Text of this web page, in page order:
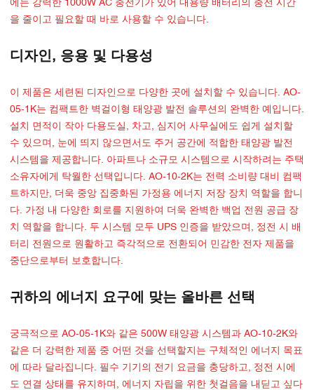
에는 강력한 1000W AC 충전기가 있어 대용량 배터리의 충전 시간
을 줄이고 필요할 때 바로 사용할 수 있습니다.
디자인, 응용 및 다용성
이 제품은 세련된 디자인으로 다양한 곳에 설치할 수 있습니다. AO-
05-1K는 컴팩트한 벽걸이형 태양광 발전 솔루션의 완벽한 예입니다.
설치 면적이 작아 다용도실, 차고, 심지어 사무실에도 쉽게 설치할
수 있으며, 눈에 띄지 않으면서도 주거 공간에 적합한 태양광 발전
시스템을 제공합니다. 아파트나 소규모 시스템으로 시작하려는 주택
소유자에게 탁월한 선택입니다. AO-10-2K는 전력 소비량 대비 컴팩
트하지만, 더욱 중앙 집중화된 가정용 에너지 저장 장치 역할을 합니
다. 가정 내 다양한 회로를 지원하여 더욱 완벽한 백업 전원 공급 장
치 역할을 합니다. 두 시스템 모두 UPS 인증을 받았으며, 정전 시 배
터리 전원으로 원활하고 즉각적으로 전환되어 민감한 전자 제품을
중단으로부터 보호합니다.
귀하의 에너지 요구에 맞는 올바른 선택
궁극적으로 AO-05-1K와 같은 500W 태양광 시스템과 AO-10-2K와
같은 더 강력한 제품 중 어떤 것을 선택할지는 구체적인 에너지 목표
에 따라 달라집니다. 필수 기기의 전기 요금을 충당하고, 정전 시에
도 연결 상태를 유지하며, 에너지 자립을 위한 첫걸음을 내딛고 싶다